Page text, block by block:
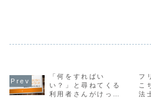
「何をすればい
い？」と尋ねてくる
利用者さんがけっこ
フ
こ
法